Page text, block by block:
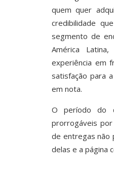
quem quer
credibilidade
segmento de
América
experiência em
satisfação para
em nota.
O período do
prorrogáveis
de entregas não
delas e a página